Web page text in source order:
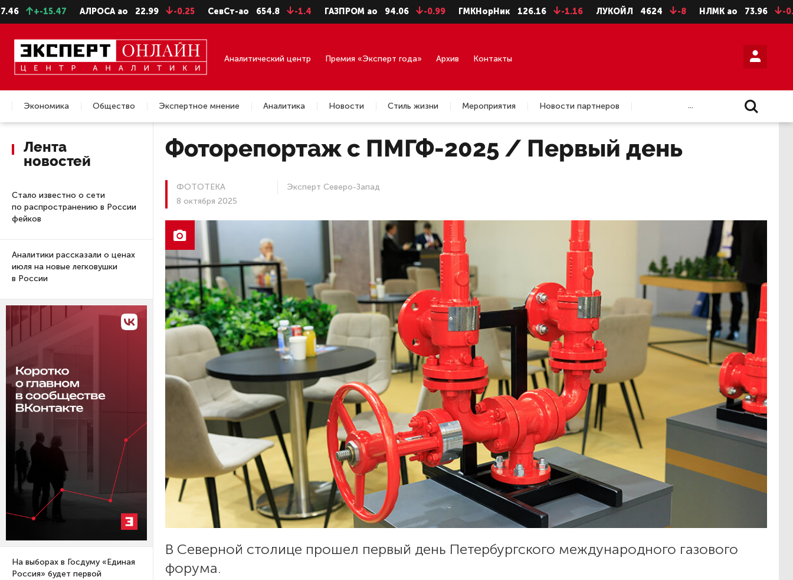
ао 22.99 -0.25 СевСт-ао 654.8 -1.4 ГАЗПРОМ ао 94.06 -0.99 ГМКНорНик 126.16 -1.16 ЛУКОЙЛ 4624 -8 НЛМК ао 73.96 -0.46 Роснефть
Аналитический центр Премия «Эксперт года» Архив Контакты
Экономика Общество Экспертное мнение Аналитика Новости Стиль жизни Мероприятия
Новости партнеров
Недвижимость
...
Лента
новостей
Стало известно о сети
по распространению в России
фейков
Аналитики рассказали о ценах
июля на новые легковушки
в России
На выборах в Госдуму «Единая
Россия» будет первой
Фоторепортаж с ПМГФ-2025 / Первый день
ФОТОТЕКА
8 октября 2025
Эксперт Северо-Запад
В Северной столице прошел первый день Петербургского международного газового
форума.